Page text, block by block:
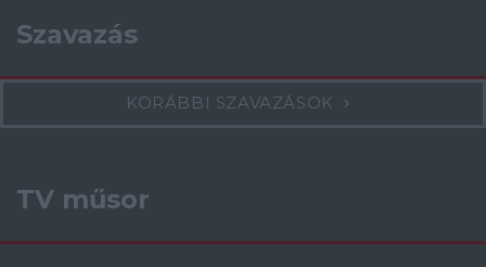
Szavazás
KORÁBBI SZAVAZÁSOK
TV műsor